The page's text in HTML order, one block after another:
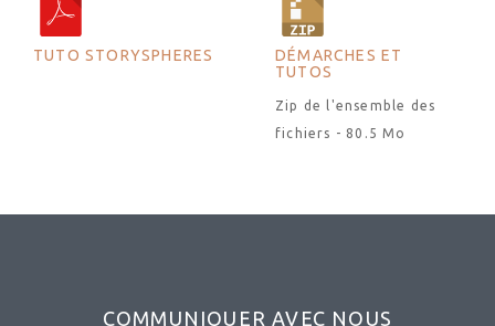
TUTO STORYSPHERES
DÉMARCHES ET
TUTOS
Zip de l'ensemble des
fichiers - 80.5 Mo
COMMUNIQUER AVEC NOUS